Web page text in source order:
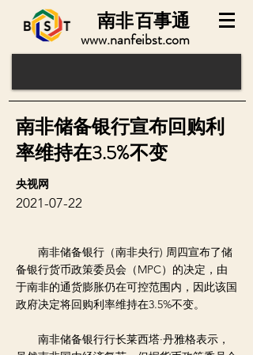
www.nanfeibst.com
百事通
南非
南非储备银行（南非央行) 周四宣布了储
备银行货币政策委员会（MPC）的决定，由
于南非的通货膨胀仍在可控范围内，因此该国
政府决定将回购利率维持在3.5%不变。
南非储备银行行长莱西塔·丹雅格表示，
央视网
2021-07-22
南非储备银行宣布回购利
率维持在3.5%不变